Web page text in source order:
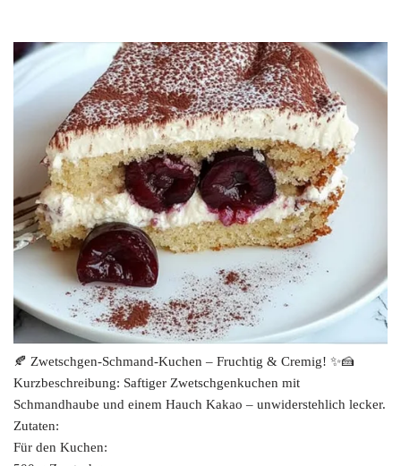
🍂 Zwetschgen-Schmand-Kuchen – Fruchtig & Cremig! ✨🍰
Kurzbeschreibung: Saftiger Zwetschgenkuchen mit
Schmandhaube und einem Hauch Kakao – unwiderstehlich lecker.
Zutaten:
Für den Kuchen: